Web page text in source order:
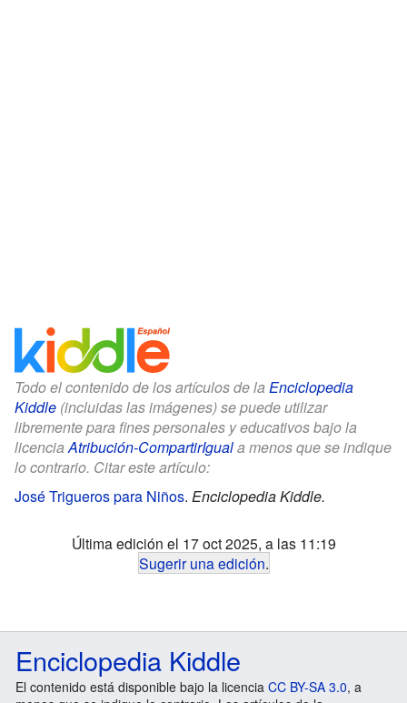
Todo el contenido de los artículos de la Enciclopedia
Kiddle (incluidas las imágenes) se puede utilizar
libremente para fines personales y educativos bajo la
licenciaAtribución-CompartirIguala menos que se indique
lo contrario. Citar este artículo:
José Trigueros para Niños. Enciclopedia Kiddle.
Última edición el 17 oct 2025, a las 11:19
Sugerir una edición.
Enciclopedia Kiddle
El contenido está disponible bajo la licencia CC BY-SA 3.0, a